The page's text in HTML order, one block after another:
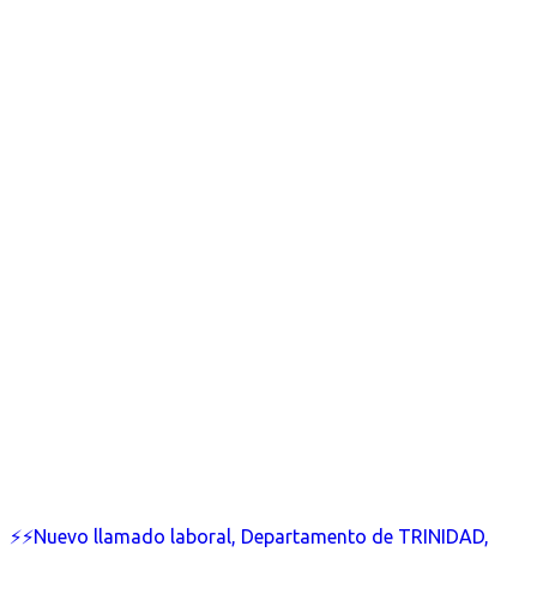
⚡⚡Nuevo llamado laboral, Departamento de TRINIDAD,